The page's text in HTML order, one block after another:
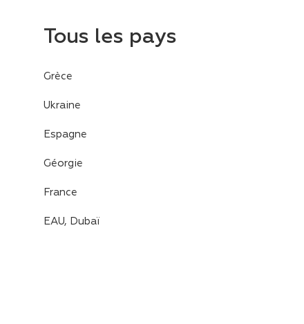
Tous les pays
Grèce
Ukraine
Espagne
Géorgie
France
EAU, Dubaï